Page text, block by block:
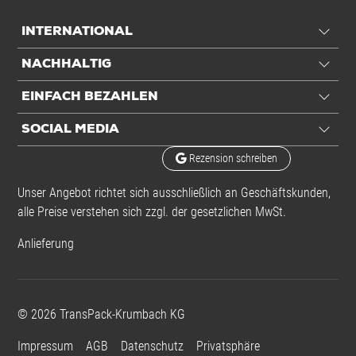
Belastbarkeit 30 kg
Ausstattung
Verschluss
ähnlich 0711
Transport
Gurtmaß
Anwendung
Füllvolumen 26,15 ltr
INTERNATIONAL
NACHHALTIG
EINFACH BEZAHLEN
SOCIAL MEDIA
Rezension schreiben
Unser Angebot richtet sich ausschließlich an Geschäftskunden,
alle Preise verstehen sich zzgl. der gesetzlichen MwSt.
Anlieferung
© 2026 TransPack-Krumbach KG
Impressum AGB Datenschutz Privatsphäre